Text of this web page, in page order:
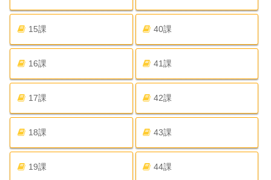
15課 40課
16課 41課
17課 42課
18課 43課
19課 44課